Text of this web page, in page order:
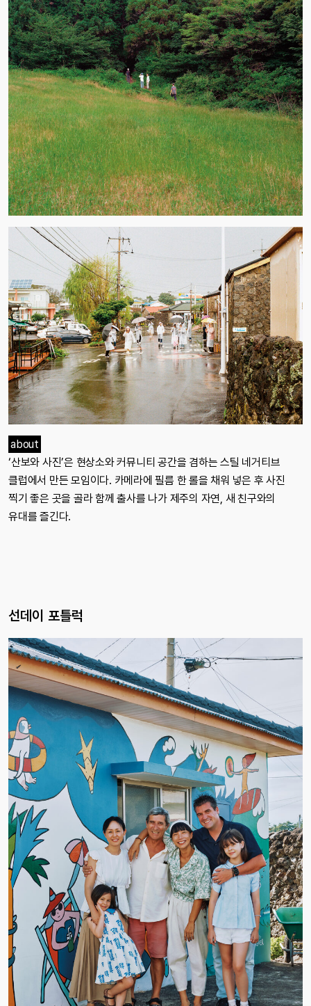
about
‘산보와 사진’은 현상소와 커뮤니티 공간을 겸하는 스틸 네거티브
클럽에서 만든 모임이다. 카메라에 필름 한 롤을 채워 넣은 후 사진
찍기 좋은 곳을 골라 함께 출사를 나가 제주의 자연, 새 친구와의
유대를 즐긴다.
선데이 포틀럭